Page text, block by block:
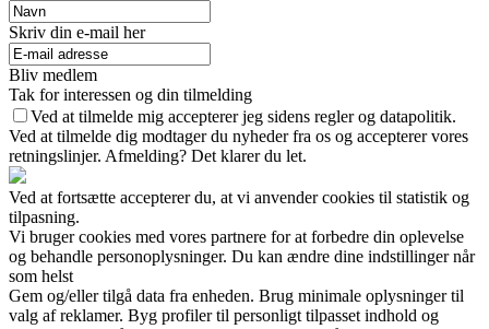
Skriv din e-mail her
Bliv medlem
Tak for interessen og din tilmelding
Ved at tilmelde mig accepterer jeg sidens regler og datapolitik.
Ved at tilmelde dig modtager du nyheder fra os og accepterer vores
retningslinjer. Afmelding? Det klarer du let.
Ved at fortsætte accepterer du, at vi anvender cookies til statistik og
tilpasning.
Vi bruger cookies med vores partnere for at forbedre din oplevelse
og behandle personoplysninger. Du kan ændre dine indstillinger når
som helst
Gem og/eller tilgå data fra enheden. Brug minimale oplysninger til
valg af reklamer. Byg profiler til personligt tilpasset indhold og